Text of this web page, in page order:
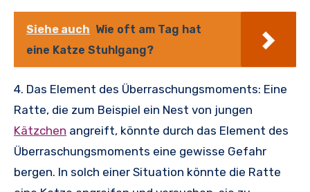
Siehe auch Wie oft am Tag hat
eine Katze Stuhlgang?
4. Das Element des Überraschungsmoments: Eine
Ratte, die zum Beispiel ein Nest von jungen
Kätzchen angreift, könnte durch das Element des
Überraschungsmoments eine gewisse Gefahr
bergen. In solch einer Situation könnte die Ratte